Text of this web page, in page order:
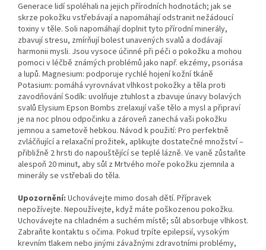
Generace lidí spoléhali na jejich přírodních hodnotách; jak se
skrze pokožku vstřebávají a napomáhají odstranit nežádoucí
toxiny v těle. Soli napomáhají doplnit tyto přírodní minerály,
zbavují stresu, zmírňují bolest unavených svalů a dodávají
harmonii mysli. Jsou vysoce účinné při péči o pokožku a mohou
pomoci v léčbě známých problémů jako např. ekzémy, psoriása
a lupů. Magnesium: podporuje rychlé hojení kožní tkáně
Potasium: pomáhá vyrovnávat vlhkost pokožky a těla proti
zavodňování Sodík: uvolňuje ztuhlost a zbavuje únavy bolavých
svalů Elysium Epson Bombs zrelaxují vaše tělo a mysl a připraví
je na noc plnou odpočinku a zároveň zanechá vaši pokožku
jemnou a sametově hebkou. Návod k použití: Pro perfektně
zvláčňující a relaxační prožitek, aplikujte dostatečné množství –
přibližně 2 hrsti do napouštějící se teplé lázně. Ve vaně zůstaňte
alespoň 20 minut, aby sůl z Mrtvého moře pokožku zjemnila a
minerály se vstřebali do těla.
Upozornění: Uchovávejte mimo dosah dětí. Přípravek
nepožívejte. Nepoužívejte, když máte poškozenou pokožku.
Uchovávejte na chladném a suchém místě; sůl absorbuje vlhkost.
Zabraňte kontaktu s očima. Pokud trpíte epilepsií, vysokým
krevním tlakem nebo jinými závažnými zdravotními problémy,